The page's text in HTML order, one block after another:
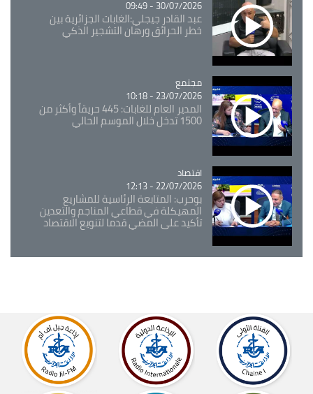
30/07/2026 - 09:49
عبد القادر جيجلي:الغابات الجزائرية بين
خطر الحرائق ورهان التشجير الذكي
Catégorie
مجتمع
23/07/2026 - 10:18
المدير العام للغابات: 445 حريقاً وأكثر من
1500 تدخل خلال الموسم الحالي
Catégorie
اقتصاد
22/07/2026 - 12:13
بوحرب: المتابعة الرئاسية للمشاريع
المهيكلة في قطاعي المناجم والتعدين
تأكيد على المضي قدما لتنويع الاقتصاد